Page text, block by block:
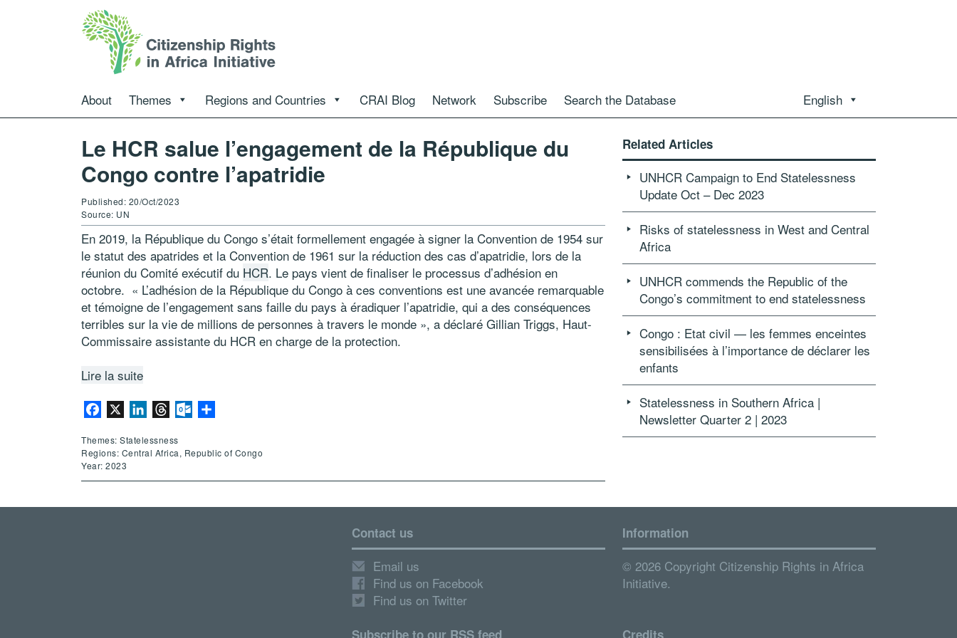
About Themes Regions and Countries CRAI Blog Network Subscribe Search the Database English
Le HCR salue l’engagement de la République du
Congo contre l’apatridie
Published: 20/Oct/2023
Source: UN
En 2019, la République du Congo s’était formellement engagée à signer la Convention de 1954 sur
le statut des apatrides et la Convention de 1961 sur la réduction des cas d’apatridie, lors de la
réunion du Comité exécutif du HCR. Le pays vient de finaliser le processus d’adhésion en
octobre. « L’adhésion de la République du Congo à ces conventions est une avancée remarquable
et témoigne de l’engagement sans faille du pays à éradiquer l’apatridie, qui a des conséquences
terribles sur la vie de millions de personnes à travers le monde », a déclaré Gillian Triggs, Haut-
Commissaire assistante du HCR en charge de la protection.
Lire la suite
Facebook LinkedInThreadsOutlook.com
Themes: Statelessness
Regions: Central Africa, Republic of Congo
Year: 2023
Related Articles
UNHCR Campaign to End Statelessness
Update Oct – Dec 2023
Risks of statelessness in West and Central
Africa
UNHCR commends the Republic of the
Congo’s commitment to end statelessness
Congo : Etat civil — les femmes enceintes
sensibilisées à l’importance de déclarer les
enfants
Statelessness in Southern Africa |
Newsletter Quarter 2 | 2023
Contact us
Email us
Find us on Facebook
Find us on Twitter
Subscribe to our RSS feed
Information
© 2026 Copyright Citizenship Rights in Africa
Initiative.
Credits